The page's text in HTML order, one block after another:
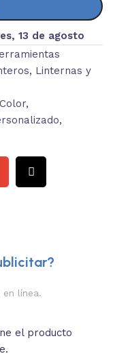
13 de agosto
, Linternas y
,
,
línea.
el producto